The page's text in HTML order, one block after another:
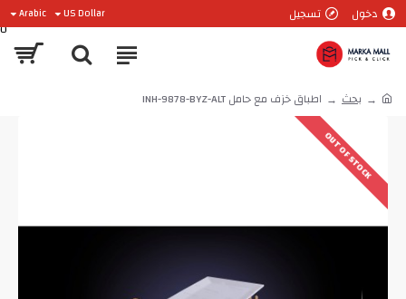
دخول تسجيل US Dollar
Arabic
0
بحث اطباق خزف مع حامل INH-9878-BYZ-ALT
OUT OF STOCK